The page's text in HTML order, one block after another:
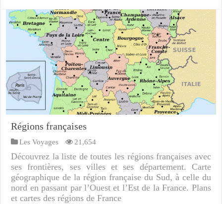
Régions françaises
Les Voyages 21,654
Découvrez la liste de toutes les régions françaises avec
ses frontières, ses villes et ses département. Carte
géographique de la région française du Sud, à celle du
nord en passant par l’Ouest et l’Est de la France. Plans
et cartes des régions de France